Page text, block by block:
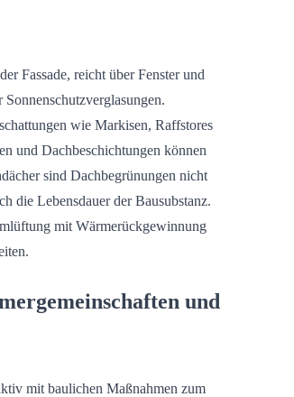
Fassade, reicht über Fenster und
wie Markisen, Raffstores
und Dachbeschichtungen können
sind Dachbegrünungen nicht
die Lebensdauer der Bausubstanz.
mit Wärmerückgewinnung
und
mit baulichen Maßnahmen zum